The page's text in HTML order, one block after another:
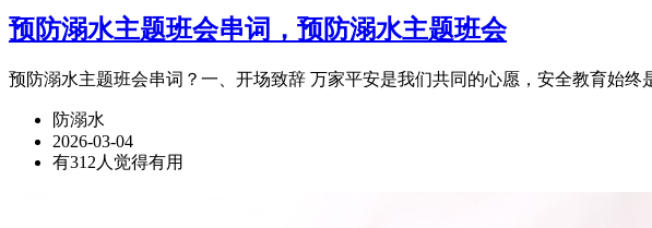
预防溺水主题班会串词，预防溺水主题班会
预防溺水主题班会串词？一、开场致辞 万家平安是我们共同的心愿，安全教育始
防溺水
2026-03-04
有312人觉得有用